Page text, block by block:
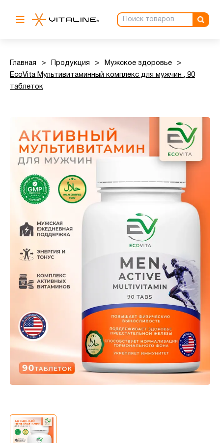
Главная > Продукция > Мужское здоровье
>
EcoVita Мультивитаминный комплекс для мужчин , 90
таблеток